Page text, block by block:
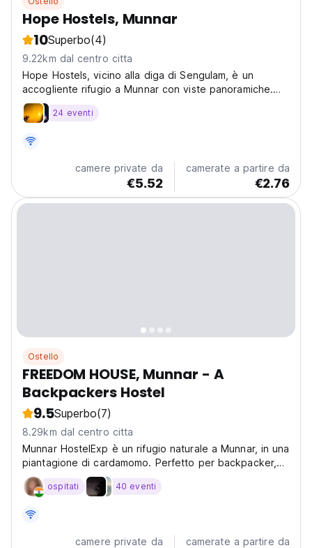
Hope Hostels, Munnar
10Superbo(4)
9.22km dal centro citta
Hope Hostels, vicino alla diga di Sengulam, è un
accogliente rifugio a Munnar con viste panoramiche.
Ideale per viaggi sociali, esplora giardini di tè e
cascate dal nostro ostello semplice e accogliente.
24 eventi
camere private da
€5.52
camerate a partire da
€2.76
Ostello
FREEDOM HOUSE, Munnar - A
Backpackers Hostel
9.5Superbo(7)
8.29km dal centro citta
Munnar HostelExp è un rifugio naturale a Munnar, in una
piantagione di cardamomo. Perfetto per backpacker,
viaggiatori solitari e amanti della natura nei Ghati
occidentali. (Auto-translated from original language)
ospitati 40 eventi
camere private da camerate a partire da